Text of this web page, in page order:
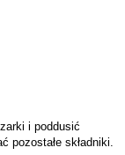
i poddusić
pozostałe składniki.